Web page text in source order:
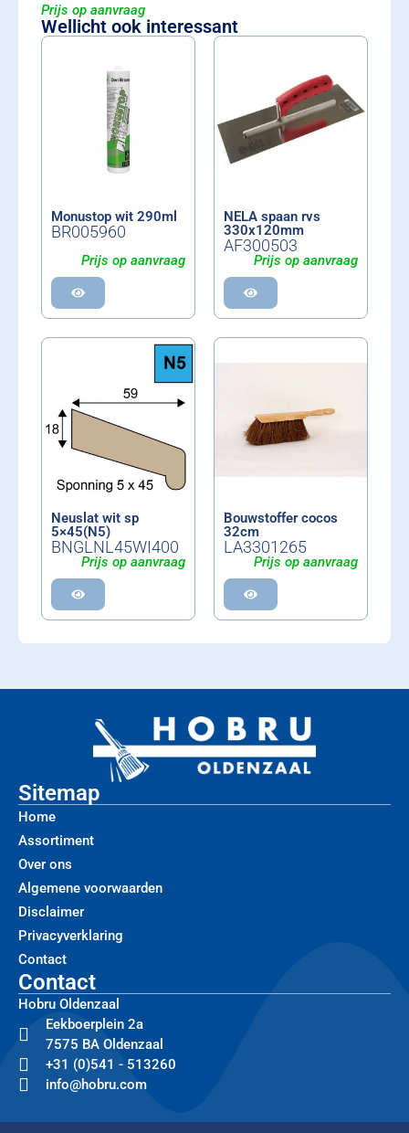
Prijs op aanvraag
Wellicht ook interessant
Monustop wit 290ml
BR005960
Prijs op aanvraag
NELA spaan rvs
330x120mm
AF300503
Prijs op aanvraag
Neuslat wit sp
5×45(N5)
BNGLNL45WI400
Prijs op aanvraag
Bouwstoffer cocos
32cm
LA3301265
Prijs op aanvraag
Sitemap
Home
Assortiment
Over ons
Algemene voorwaarden
Disclaimer
Privacyverklaring
Contact
Contact
Hobru Oldenzaal
Eekboerplein 2a
7575 BA Oldenzaal
+31 (0)541 - 513260
info@hobru.com